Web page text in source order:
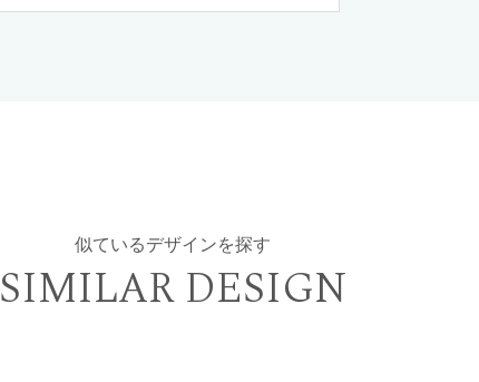
似ているデザインを探す
SIMILAR DESIGN